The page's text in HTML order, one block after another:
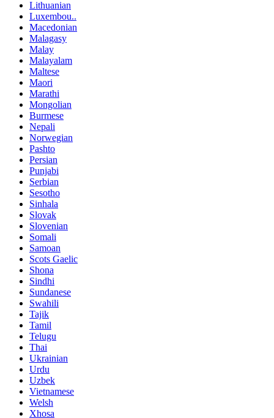
Lithuanian
Luxembou..
Macedonian
Malagasy
Malay
Malayalam
Maltese
Maori
Marathi
Mongolian
Burmese
Nepali
Norwegian
Pashto
Persian
Punjabi
Serbian
Sesotho
Sinhala
Slovak
Slovenian
Somali
Samoan
Scots Gaelic
Shona
Sindhi
Sundanese
Swahili
Tajik
Tamil
Telugu
Thai
Ukrainian
Urdu
Uzbek
Vietnamese
Welsh
Xhosa